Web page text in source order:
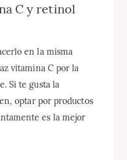
C y retinol
en la misma
vitamina C por la
Si te gusta la
optar por productos
es la mejor